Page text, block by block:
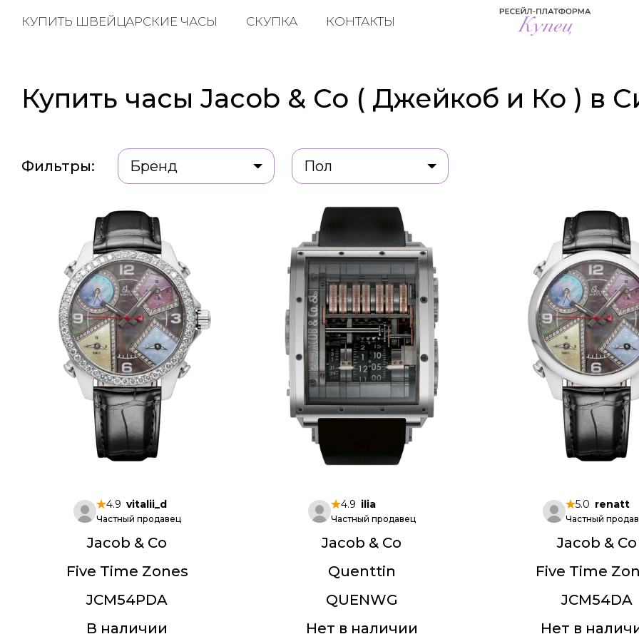
КУПИТЬ ШВЕЙЦАРСКИЕ ЧАСЫ СКУПКА КОНТАКТЫ
Купить часы Jacob & Co ( Джейкоб и Ко ) в
Фильтры: Бренд Пол
4.9 vitalii_d
Частный продавец
Jacob & Co
Five Time Zones
JCM54PDA
В наличии
4.9 ilia
Частный продавец
Jacob & Co
Quenttin
QUENWG
Нет в наличии
5.0 renatt
Частный
Jacob & Co
Five Time
JCM54DA
Нет в